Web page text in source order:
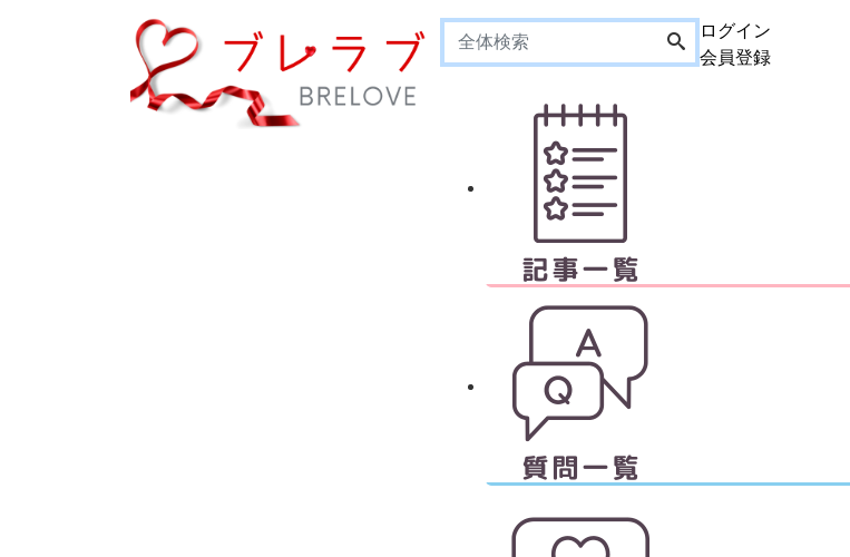
ログイン
会員登録